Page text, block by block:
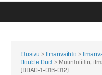
Etusivu > Ilmanvaihto >
Double Duct > Muuntoliitin,
(BDAD-1-016-012)